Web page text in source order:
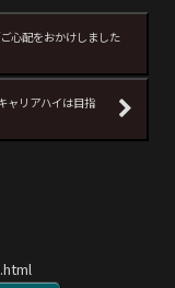
心配をおかけしました
ャリアハイは目指